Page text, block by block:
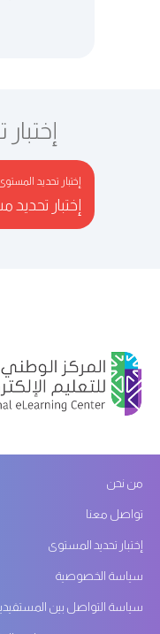
إختبار تحديد
إختبار
من نحن
تواصل معنا
إختبار تحديد المستوى
سياسة الخصوصية
سياسة التواصل بين